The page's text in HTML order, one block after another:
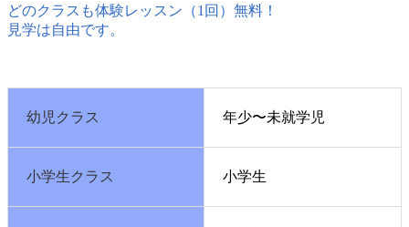
どのクラスも体験レッスン（1回）無料！
見学は自由です。
幼児クラス 年少〜未就学児
小学生クラス 小学生